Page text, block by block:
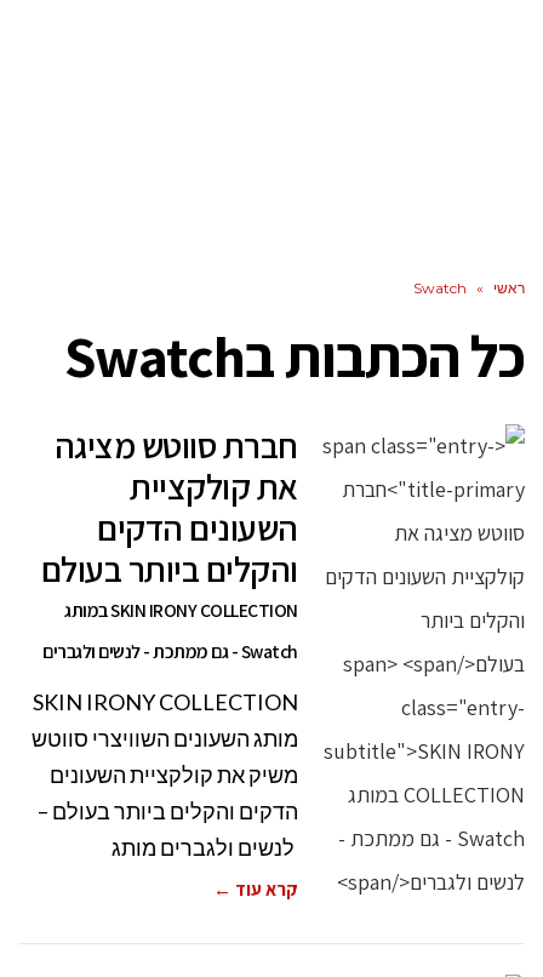
ראשי »
Swatch
כל הכתבות בSwatch
חברת סווטש מציגה
את קולקציית
השעונים הדקים
והקלים ביותר בעולם
SKIN IRONY COLLECTION במותג
Swatch - גם ממתכת - לנשים ולגברים
SKIN IRONY COLLECTION
מותג השעונים השוויצרי סווטש
משיק את קולקציית השעונים
הדקים והקלים ביותר בעולם –
לנשים ולגברים מותג
קרא עוד ←